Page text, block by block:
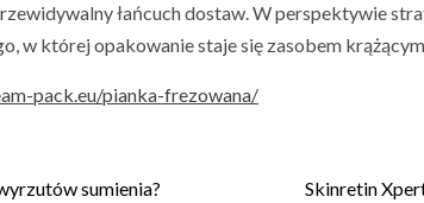
łańcuch dostaw. W perspektywie
w której opakowanie staje się zasobem
pack.eu/pianka-frezowana/
sumienia?
Skinretin